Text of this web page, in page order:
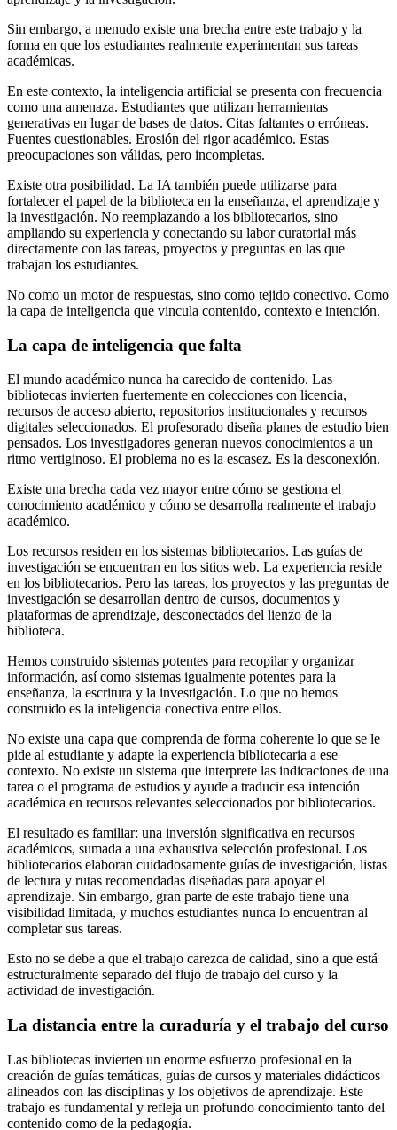
Sin embargo, a menudo existe una brecha entre este trabajo y la
forma en que los estudiantes realmente experimentan sus tareas
académicas.
En este contexto, la inteligencia artificial se presenta con frecuencia
como una amenaza. Estudiantes que utilizan herramientas
generativas en lugar de bases de datos. Citas faltantes o erróneas.
Fuentes cuestionables. Erosión del rigor académico. Estas
preocupaciones son válidas, pero incompletas.
Existe otra posibilidad. La IA también puede utilizarse para
fortalecer el papel de la biblioteca en la enseñanza, el aprendizaje y
la investigación. No reemplazando a los bibliotecarios, sino
ampliando su experiencia y conectando su labor curatorial más
directamente con las tareas, proyectos y preguntas en las que
trabajan los estudiantes.
No como un motor de respuestas, sino como tejido conectivo. Como
la capa de inteligencia que vincula contenido, contexto e intención.
La capa de inteligencia que falta
El mundo académico nunca ha carecido de contenido. Las
bibliotecas invierten fuertemente en colecciones con licencia,
recursos de acceso abierto, repositorios institucionales y recursos
digitales seleccionados. El profesorado diseña planes de estudio bien
pensados. Los investigadores generan nuevos conocimientos a un
ritmo vertiginoso. El problema no es la escasez. Es la desconexión.
Existe una brecha cada vez mayor entre cómo se gestiona el
conocimiento académico y cómo se desarrolla realmente el trabajo
académico.
Los recursos residen en los sistemas bibliotecarios. Las guías de
investigación se encuentran en los sitios web. La experiencia reside
en los bibliotecarios. Pero las tareas, los proyectos y las preguntas de
investigación se desarrollan dentro de cursos, documentos y
plataformas de aprendizaje, desconectados del lienzo de la
biblioteca.
Hemos construido sistemas potentes para recopilar y organizar
información, así como sistemas igualmente potentes para la
enseñanza, la escritura y la investigación. Lo que no hemos
construido es la inteligencia conectiva entre ellos.
No existe una capa que comprenda de forma coherente lo que se le
pide al estudiante y adapte la experiencia bibliotecaria a ese
contexto. No existe un sistema que interprete las indicaciones de una
tarea o el programa de estudios y ayude a traducir esa intención
académica en recursos relevantes seleccionados por bibliotecarios.
El resultado es familiar: una inversión significativa en recursos
académicos, sumada a una exhaustiva selección profesional. Los
bibliotecarios elaboran cuidadosamente guías de investigación, listas
de lectura y rutas recomendadas diseñadas para apoyar el
aprendizaje. Sin embargo, gran parte de este trabajo tiene una
visibilidad limitada, y muchos estudiantes nunca lo encuentran al
completar sus tareas.
Esto no se debe a que el trabajo carezca de calidad, sino a que está
estructuralmente separado del flujo de trabajo del curso y la
actividad de investigación.
La distancia entre la curaduría y el trabajo del curso
Las bibliotecas invierten un enorme esfuerzo profesional en la
creación de guías temáticas, guías de cursos y materiales didácticos
alineados con las disciplinas y los objetivos de aprendizaje. Este
trabajo es fundamental y refleja un profundo conocimiento tanto del
contenido como de la pedagogía.